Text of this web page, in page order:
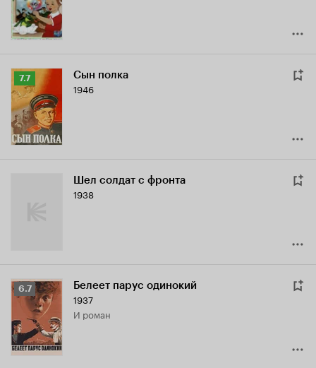
Рейтинг
Кинопоиска
7.7
7.7 Сын полка
1946
Шел солдат с фронта
1938
Рейтинг
Кинопоиска
6.7
6.7 Белеет парус одинокий
1937
и роман